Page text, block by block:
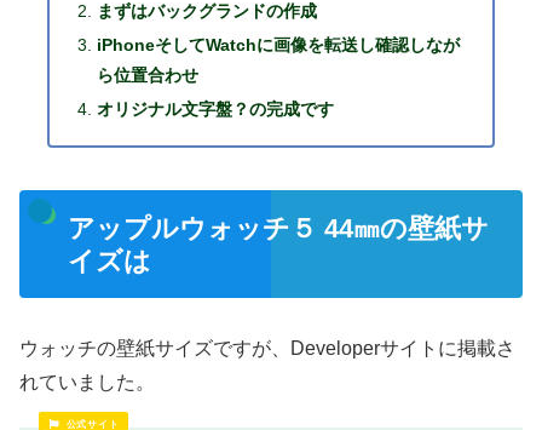
まずはバックグランドの作成
iPhoneそしてWatchに画像を転送し確認しなが
ら位置合わせ
オリジナル文字盤？の完成です
アップルウォッチ５ 44㎜の壁紙サ
イズは
ウォッチの壁紙サイズですが、Developerサイトに掲載さ
れていました。